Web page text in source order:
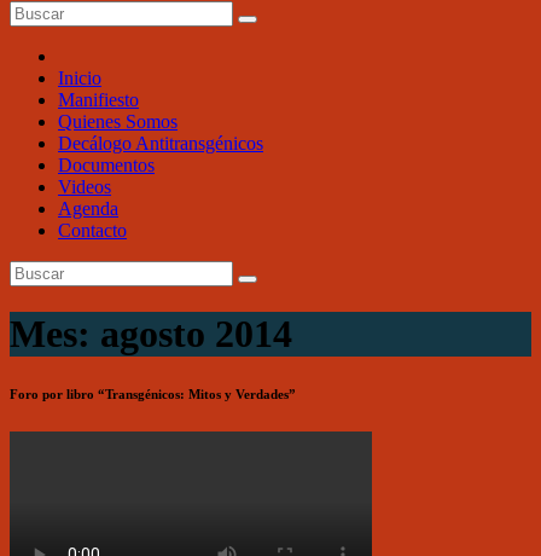
Inicio
Manifiesto
Quienes Somos
Decálogo Antitransgénicos
Documentos
Videos
Agenda
Contacto
Mes: agosto 2014
Foro por libro “Transgénicos: Mitos y Verdades”